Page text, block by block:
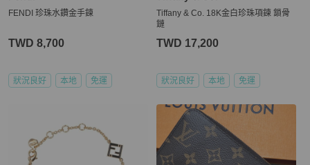
FENDI 珍珠水鑽金手鍊
TWD 8,700
狀況良好 本地 免運
Tiffany & Co. 18K金白珍珠項鍊 鎖骨
鏈
TWD 17,200
狀況良好 本地 免運